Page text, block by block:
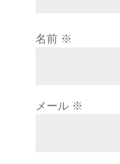
名前 ※
メール ※